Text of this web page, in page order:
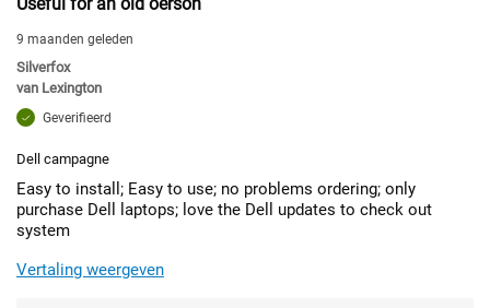
9 maanden geleden
Silverfox
van Lexington
Geverifieerd
Dell campagne
Easy to install; Easy to use; no problems ordering; only
purchase Dell laptops; love the Dell updates to check out
system
Vertaling weergeven